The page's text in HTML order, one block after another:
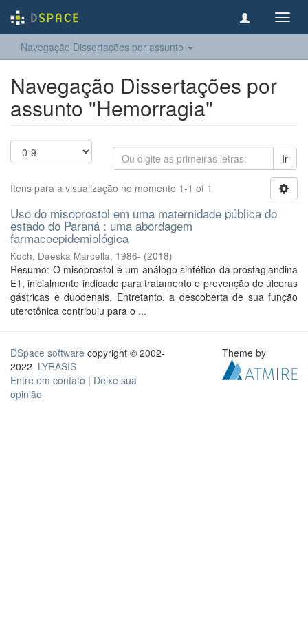
Navegação Dissertações por assunto
Navegação Dissertações por
assunto "Hemorragia"
Ir
Itens para a visualização no momento 1-1 of 1
Uso do misoprostol em uma maternidade pública do
estado do Paraná : uma abordagem
farmacoepidemiológica
Koch, Daeska Marcella, 1986- (2018)
Resumo: O misoprostol é um análogo sintético da prostaglandina
E1, inicialmente indicado para tratamento e prevenção de úlceras
gástricas e duodenais. Entretanto, a descoberta de sua função
uterotônica contribuiu para o ...
DSpace software copyright © 2002-
2022 LYRASIS
Entre em contato | Deixe sua
opinião
Theme by